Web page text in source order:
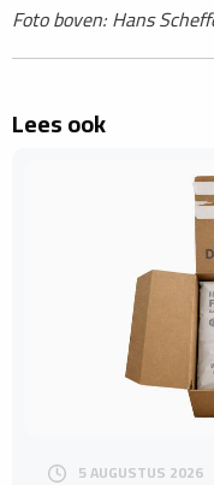
Foto boven: Hans
Lees ook
5 AUGUSTUS 2026